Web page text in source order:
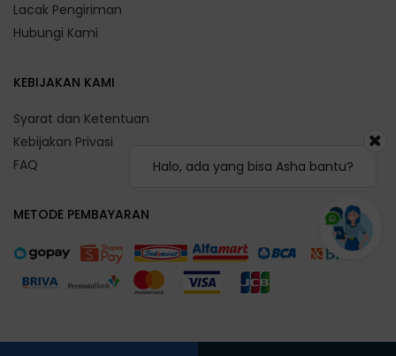
Halo, ada yang bisa Asha bantu?
Lacak Pengiriman
Hubungi Kami
KEBIJAKAN KAMI
Syarat dan Ketentuan
Kebijakan Privasi
FAQ
METODE PEMBAYARAN